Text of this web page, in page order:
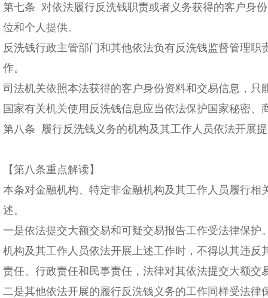
第七条 对依法履行反洗钱职责或者义务获得的客户身
位和个人提供。
反洗钱行政主管部门和其他依法负有反洗钱监督管理
作。
司法机关依照本法获得的客户身份资料和交易信息，只
国家有关机关使用反洗钱信息应当依法保护国家秘密、
第八条 履行反洗钱义务的机构及其工作人员依法开展
【第八条重点解读】
本条对金融机构、特定非金融机构及其工作人员履行
述。
一是依法提交大额交易和可疑交易报告工作受法律保
机构及其工作人员依法开展上述工作时，不得以其违
责任、行政责任和民事责任，法律对其依法提交大额交
二是其他依法开展的履行反洗钱义务的工作同样受法